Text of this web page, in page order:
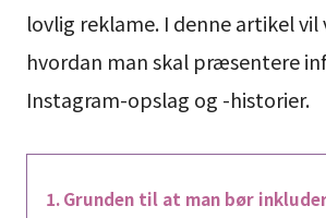
lovlig reklame. I denne artikel vil
hvordan man skal præsentere
Instagram-opslag og -historier.
Grunden til at man bør